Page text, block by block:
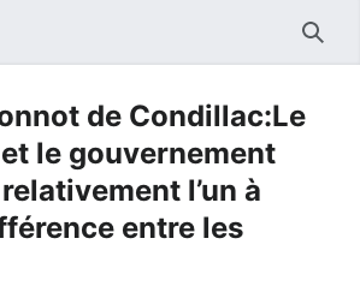
de Condillac:Le
le gouvernement
l’un à
entre les